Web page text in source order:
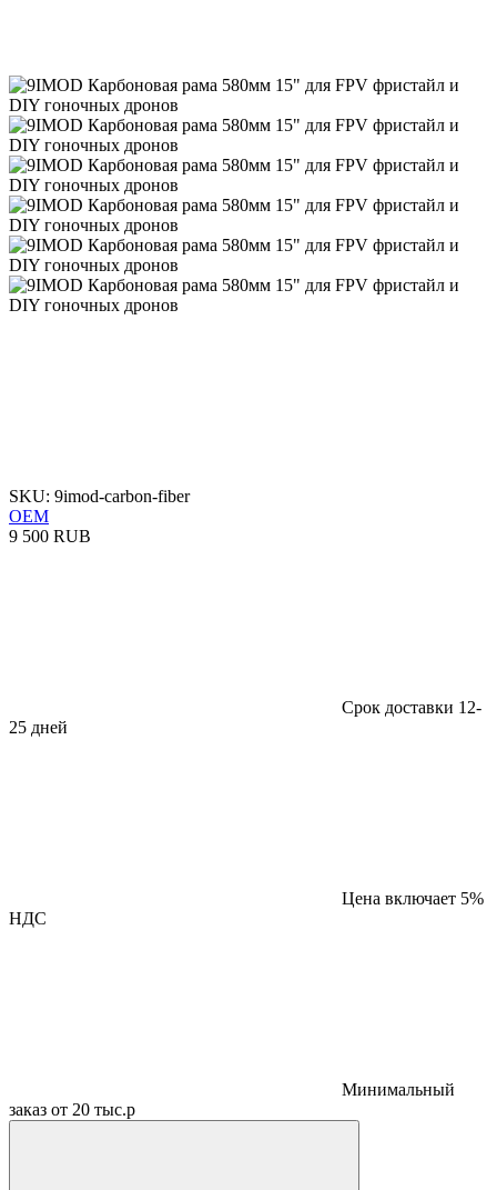
SKU: 9imod-carbon-fiber
OEM
9 500 RUB
Срок доставки 12-
25 дней
Цена включает 5%
НДС
Минимальный
заказ от 20 тыс.р